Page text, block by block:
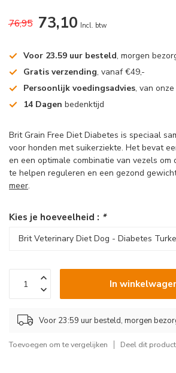
76,95 73,10 Incl. btw
Voor 23.59 uur besteld, morgen
Gratis verzending, vanaf €49,-
Persoonlijk voedingsadvies, van
14 Dagen bedenktijd
Brit Grain Free Diet Diabetes is speciaal
voor honden met suikerziekte. Het bevat
en een optimale combinatie van vezels om
te helpen reguleren en een gezond
meer.
Kies je hoeveelheid : *
In
Voor 23:59 uur besteld, morgen
Toevoegen om te vergelijken Deel dit product